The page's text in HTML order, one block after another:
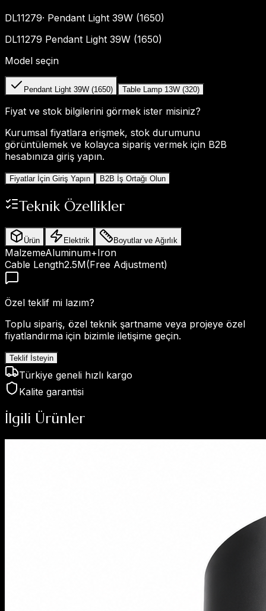
DL11279· Pendant Light 39W (1650)
DL11279 Pendant Light 39W (1650)
Model seçin
Pendant Light 39W (1650) Table Lamp 13W (320)
Fiyat ve stok bilgilerini görmek ister misiniz?
Kurumsal fiyatlara erişmek, stok durumunu
görüntülemek ve kolayca sipariş vermek için B2B
hesabınıza giriş yapın.
Fiyatlar İçin Giriş Yapın B2B İş Ortağı Olun
Teknik Özellikler
Ürün Elektrik Boyutlar ve Ağırlık
MalzemeAluminum+Iron
Cable Length2.5M(Free Adjustment)
Özel teklif mi lazım?
Toplu sipariş, özel teknik şartname veya projeye özel
fiyatlandırma için bizimle iletişime geçin.
Teklif İsteyin
Türkiye geneli hızlı kargo
Kalite garantisi
İlgili Ürünler